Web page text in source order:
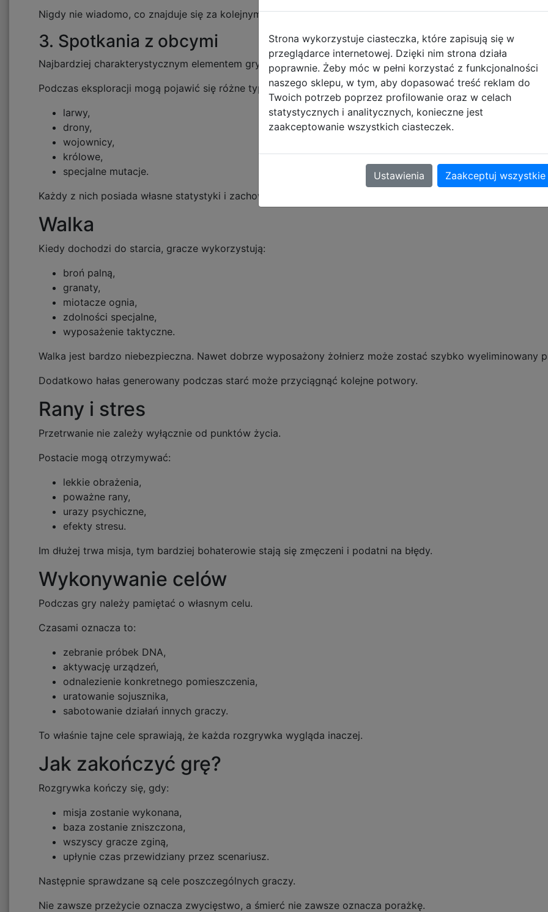
Nigdy nie wiadomo, co znajduje się za kolejnymi drzwiami.
3. Spotkania z obcymi
Najbardziej charakterystycznym elementem gry są oczywiście Obcy.
Podczas eksploracji mogą pojawić się różne typy przeciwników:
larwy,
drony,
wojownicy,
królowe,
specjalne mutacje.
Każdy z nich posiada własne statystyki i zachowania.
Walka
Kiedy dochodzi do starcia, gracze wykorzystują:
broń palną,
granaty,
miotacze ognia,
zdolności specjalne,
wyposażenie taktyczne.
Walka jest bardzo niebezpieczna. Nawet dobrze wyposażony żołnierz może zostać szybko wyeliminowany
Dodatkowo hałas generowany podczas starć może przyciągnąć kolejne potwory.
Rany i stres
Przetrwanie nie zależy wyłącznie od punktów życia.
Postacie mogą otrzymywać:
lekkie obrażenia,
poważne rany,
urazy psychiczne,
efekty stresu.
Im dłużej trwa misja, tym bardziej bohaterowie stają się zmęczeni i podatni na błędy.
Wykonywanie celów
Podczas gry należy pamiętać o własnym celu.
Czasami oznacza to:
zebranie próbek DNA,
aktywację urządzeń,
odnalezienie konkretnego pomieszczenia,
uratowanie sojusznika,
sabotowanie działań innych graczy.
To właśnie tajne cele sprawiają, że każda rozgrywka wygląda inaczej.
Jak zakończyć grę?
Rozgrywka kończy się, gdy:
misja zostanie wykonana,
baza zostanie zniszczona,
wszyscy gracze zginą,
upłynie czas przewidziany przez scenariusz.
Następnie sprawdzane są cele poszczególnych graczy.
Nie zawsze przeżycie oznacza zwycięstwo, a śmierć nie zawsze oznacza porażkę.
Strona wykorzystuje ciasteczka, które zapisują się w
przeglądarce internetowej. Dzięki nim strona działa
poprawnie. Żeby móc w pełni korzystać z funkcjonalności
naszego sklepu, w tym, aby dopasować treść reklam do
Twoich potrzeb poprzez profilowanie oraz w celach
statystycznych i analitycznych, konieczne jest
zaakceptowanie wszystkich ciasteczek.
Ustawienia Zaakceptuj wszystkie